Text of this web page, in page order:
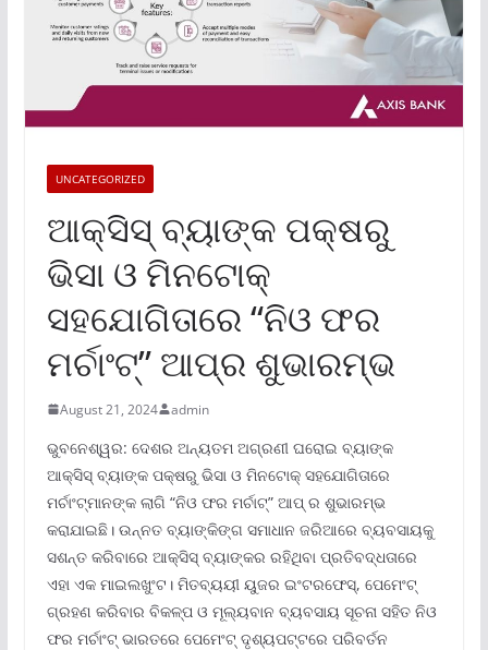
UNCATEGORIZED
ଆକ୍ସିସ୍ ବ୍ୟାଙ୍କ ପକ୍ଷରୁ
ଭିସା ଓ ମିନଟୋକ୍
ସହଯୋଗିତାରେ “ନିଓ ଫର
ମର୍ଚାଂଟ୍‌” ଆପ୍‌ର ଶୁଭାରମ୍ଭ
August 21, 2024 admin
ଭୁବନେଶ୍ୱର: ଦେଶର ଅନ୍ୟତମ ଅଗ୍ରଣୀ ଘରୋଇ ବ୍ୟାଙ୍କ
ଆକ୍ସିସ୍ ବ୍ୟାଙ୍କ ପକ୍ଷରୁ ଭିସା ଓ ମିନଟୋକ୍ ସହଯୋଗିତାରେ
ମର୍ଚାଂଟ୍‌ମାନଙ୍କ ଲାଗି “ନିଓ ଫର ମର୍ଚାଟ୍‌” ଆପ୍ ର ଶୁଭାରମ୍ଭ
କରାଯାଇଛି। ଉନ୍ନତ ବ୍ୟାଙ୍କିଙ୍ଗ ସମାଧାନ ଜରିଆରେ ବ୍ୟବସାୟକୁ
ସଶନ୍ତ କରିବାରେ ଆକ୍ସିସ୍ ବ୍ୟାଙ୍କର ରହିଥିବା ପ୍ରତିବଦ୍ଧତାରେ
ଏହା ଏକ ମାଇଲଖୁଂଟ। ମିତବ୍ୟୟୀ ୟୁଜର ଇଂଟରଫେସ୍‌, ପେମେଂଟ୍
ଗ୍ରହଣ କରିବାର ବିକଳ୍ପ ଓ ମୂଲ୍ୟବାନ ବ୍ୟବସାୟ ସୂଚନା ସହିତ ନିଓ
ଫର ମର୍ଚାଂଟ୍ ଭାରତରେ ପେମେଂଟ୍ ଦୃଶ୍ୟପଟ୍ଟରେ ପରିବର୍ତନ